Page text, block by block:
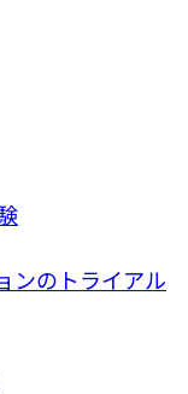
ンのトライアル